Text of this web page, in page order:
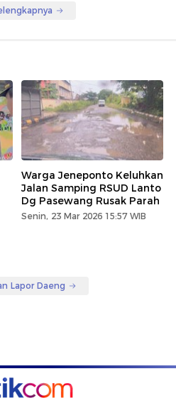
Warga Jeneponto Keluhkan
Jalan Samping RSUD Lanto
Dg Pasewang Rusak Parah
Senin, 23 Mar 2026 15:57 WIB
Lapor Daeng